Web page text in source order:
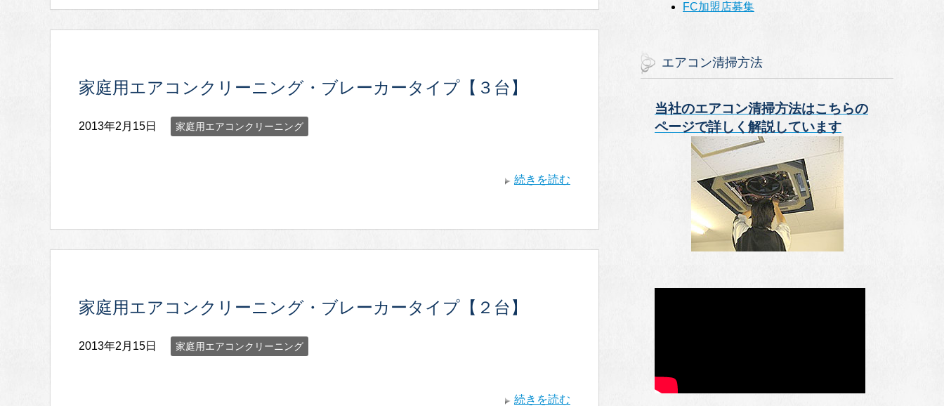
家庭用エアコンクリーニング・ブレーカータイプ【３台】
2013年2月15日 家庭用エアコンクリーニング
続きを読む
家庭用エアコンクリーニング・ブレーカータイプ【２台】
2013年2月15日 家庭用エアコンクリーニング
続きを読む
FC加盟店募集
エアコン清掃方法
当社のエアコン清掃方法はこちらの
ページで詳しく解説しています